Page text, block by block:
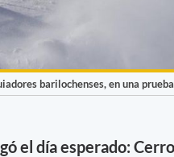
barilochenses, en una
el día esperado: